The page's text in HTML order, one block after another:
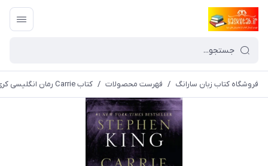
فروشگاه کتاب زبان سارانگ / فهرست محصولات / کتاب Carrie رمان انگلیسی کری اثر استیون کینگ Stephen King